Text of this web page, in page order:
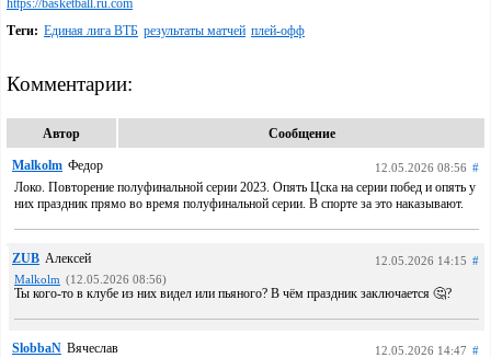
Теги: Единая лига ВТБ результаты матчей плей-офф
Комментарии:
Автор Сообщение
Malkolm Федор 12.05.2026 08:56 #
Локо. Повторение полуфинальной серии 2023. Опять Цска на серии побед и опять у
них праздник прямо во время полуфинальной серии. В спорте за это наказывают.
ZUB Алексей 12.05.2026 14:15 #
Malkolm (12.05.2026 08:56)
Ты кого-то в клубе из них видел или пьяного? В чём праздник заключается 🤔?
SlobbaN Вячеслав 12.05.2026 14:47 #